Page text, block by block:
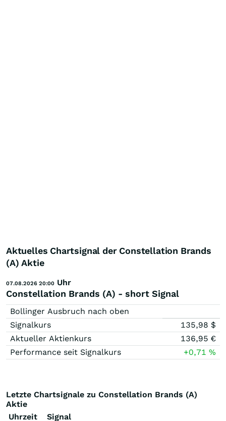
Aktuelles Chartsignal der Constellation Brands
(A) Aktie
07.08.2026 20:00 Uhr
Constellation Brands (A) - short Signal
Bollinger Ausbruch nach oben
Signalkurs
135,98 $
Aktueller Aktienkurs
136,95 €
Performance seit Signalkurs
+0,71 %
Letzte Chartsignale zu Constellation Brands (A)
Aktie
Uhrzeit
Signal